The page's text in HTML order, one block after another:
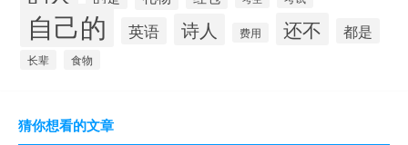
自己的 英语 诗人 费用 还不 都是
长辈 食物
猜你想看的文章